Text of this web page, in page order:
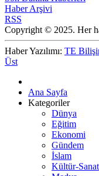
Haber Arşivi
RSS
Copyright © 2025. Her
Haber Yazılımı: TE
Üst
Ana Sayfa
Kategoriler
Dünya
Eğitim
Ekonomi
Gündem
İslam
Kültür-Sanat